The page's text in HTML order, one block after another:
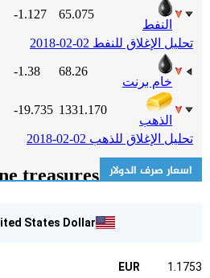
اسعار صرف الدولار
States Dollar
EUR 1.1753